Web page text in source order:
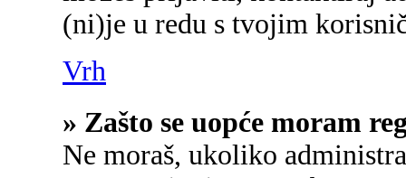
(ni)je u redu s tvojim
Vrh
» Zašto se uopće moram
Ne moraš, ukoliko